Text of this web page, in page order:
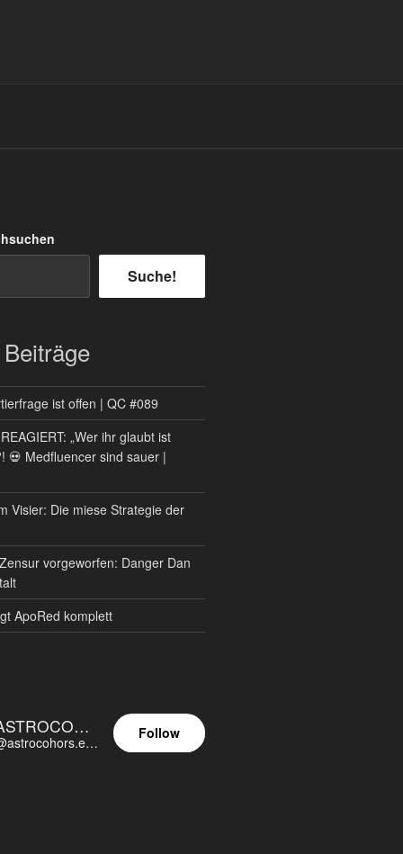
Suche!
ist offen | QC #089
„Wer ihr glaubt ist
💀 Medfluencer sind sauer |
Visier: Die miese Strategie der
vorgeworfen: Danger Dan
ApoRed komplett
ASTROCOHORS EUNOIA ULTIMA
@astrocohors.eu@astrocohors.eu
Follow